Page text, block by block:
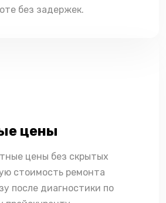
без задержек.
цены
цены без скрытых
стоимость ремонта
после диагностики по